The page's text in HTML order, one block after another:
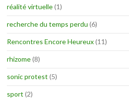
réalité virtuelle(1)
recherche du temps perdu (6)
Rencontres Encore Heureux(11)
rhizome(8)
sonic protest (5)
sport (2)